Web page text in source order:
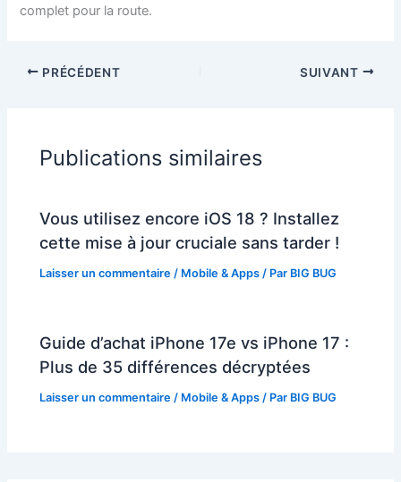
complet pour la route.
PRÉCÉDENT SUIVANT
Publications similaires
Vous utilisez encore iOS 18 ? Installez
cette mise à jour cruciale sans tarder !
Laisser un commentaire / Mobile & Apps / Par BIG BUG
Guide d’achat iPhone 17e vs iPhone 17 :
Plus de 35 différences décryptées
Laisser un commentaire / Mobile & Apps / Par BIG BUG